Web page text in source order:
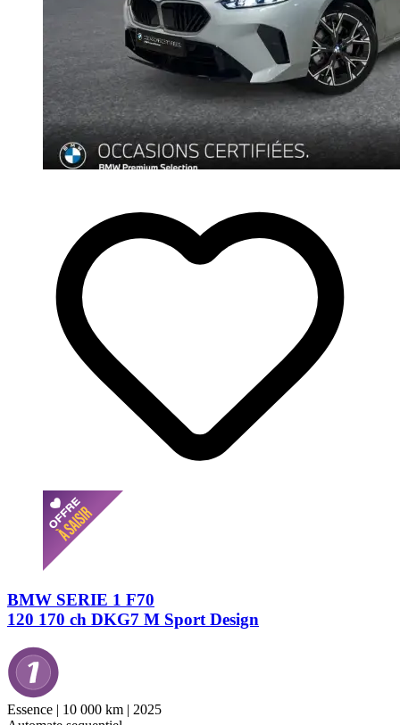
BMW SERIE 1 F70
120 170 ch DKG7 M Sport Design
Essence | 10 000 km | 2025